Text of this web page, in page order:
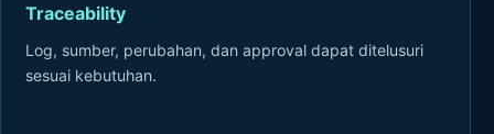
Traceability
Log, sumber, perubahan, dan approval dapat ditelusuri
sesuai kebutuhan.